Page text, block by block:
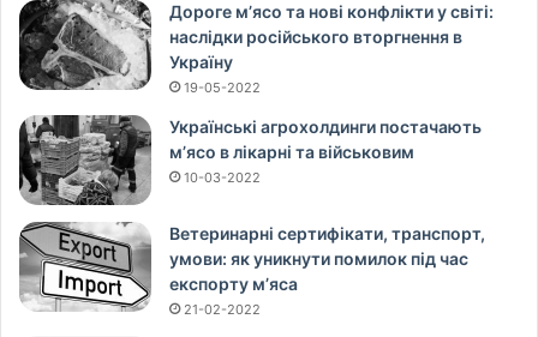
Дороге м’ясо та нові конфлікти у світі:
наслідки російського вторгнення в
Україну
19-05-2022
Українські агрохолдинги постачають
м’ясо в лікарні та військовим
10-03-2022
Ветеринарні сертифікати, транспорт,
умови: як уникнути помилок під час
експорту м’яса
21-02-2022